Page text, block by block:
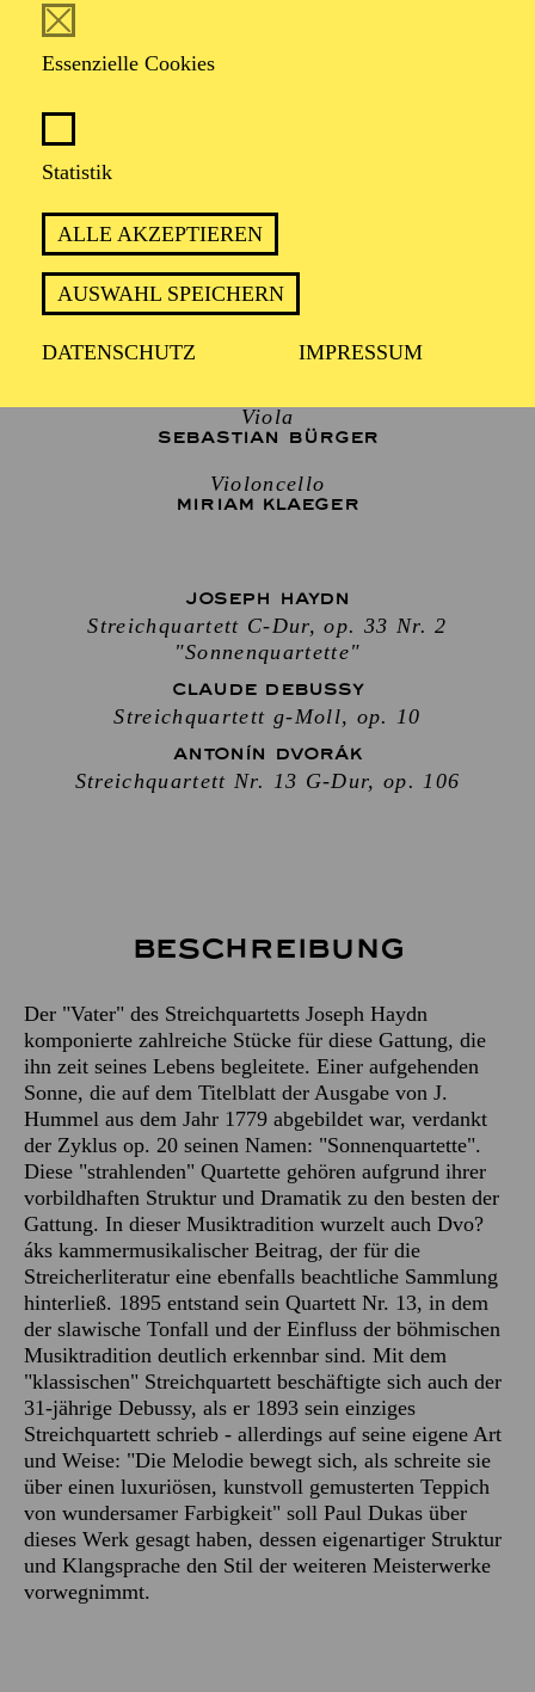
Essenzielle Cookies
Statistik
ALLE AKZEPTIEREN
AUSWAHL SPEICHERN
DATENSCHUTZ IMPRESSUM
2 Stunden, inkl. Pause
Violine
Viola
SEBASTIAN BÜRGER
Violoncello
MIRIAM KLAEGER
JOSEPH HAYDN
Streichquartett C-Dur, op. 33 Nr. 2
"Sonnenquartette"
CLAUDE DEBUSSY
Streichquartett g-Moll, op. 10
ANTONÍN DVORÁK
Streichquartett Nr. 13 G-Dur, op. 106
Beschreibung
Der "Vater" des Streichquartetts Joseph Haydn
komponierte zahlreiche Stücke für diese Gattung, die
ihn zeit seines Lebens begleitete. Einer aufgehenden
Sonne, die auf dem Titelblatt der Ausgabe von J.
Hummel aus dem Jahr 1779 abgebildet war, verdankt
der Zyklus op. 20 seinen Namen: "Sonnenquartette".
Diese "strahlenden" Quartette gehören aufgrund ihrer
vorbildhaften Struktur und Dramatik zu den besten der
Gattung. In dieser Musiktradition wurzelt auch Dvo?
áks kammermusikalischer Beitrag, der für die
Streicherliteratur eine ebenfalls beachtliche Sammlung
hinterließ. 1895 entstand sein Quartett Nr. 13, in dem
der slawische Tonfall und der Einfluss der böhmischen
Musiktradition deutlich erkennbar sind. Mit dem
"klassischen" Streichquartett beschäftigte sich auch der
31-jährige Debussy, als er 1893 sein einziges
Streichquartett schrieb - allerdings auf seine eigene Art
und Weise: "Die Melodie bewegt sich, als schreite sie
über einen luxuriösen, kunstvoll gemusterten Teppich
von wundersamer Farbigkeit" soll Paul Dukas über
dieses Werk gesagt haben, dessen eigenartiger Struktur
und Klangsprache den Stil der weiteren Meisterwerke
vorwegnimmt.